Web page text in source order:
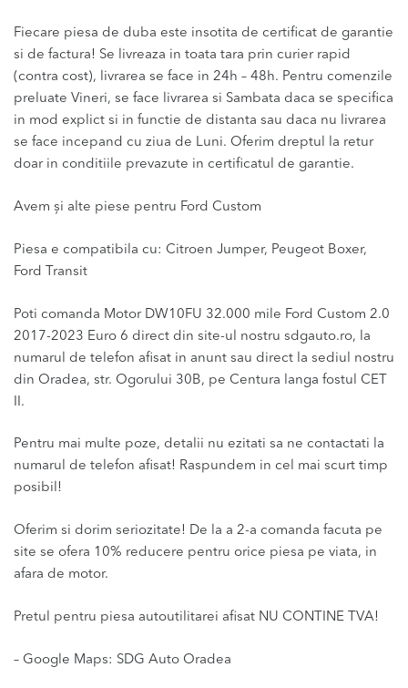
Fiecare piesa de duba este insotita de certificat de garantie
si de factura! Se livreaza in toata tara prin curier rapid
(contra cost), livrarea se face in 24h – 48h. Pentru comenzile
preluate Vineri, se face livrarea si Sambata daca se specifica
in mod explict si in functie de distanta sau daca nu livrarea
se face incepand cu ziua de Luni. Oferim dreptul la retur
doar in conditiile prevazute in certificatul de garantie.
Avem și alte piese pentru Ford Custom
Piesa e compatibila cu: Citroen Jumper, Peugeot Boxer,
Ford Transit
Poti comanda Motor DW10FU 32.000 mile Ford Custom 2.0
2017-2023 Euro 6 direct din site-ul nostru sdgauto.ro, la
numarul de telefon afisat in anunt sau direct la sediul nostru
din Oradea, str. Ogorului 30B, pe Centura langa fostul CET
II.
Pentru mai multe poze, detalii nu ezitati sa ne contactati la
numarul de telefon afisat! Raspundem in cel mai scurt timp
posibil!
Oferim si dorim seriozitate! De la a 2-a comanda facuta pe
site se ofera 10% reducere pentru orice piesa pe viata, in
afara de motor.
Pretul pentru piesa autoutilitarei afisat NU CONTINE TVA!
– Google Maps: SDG Auto Oradea